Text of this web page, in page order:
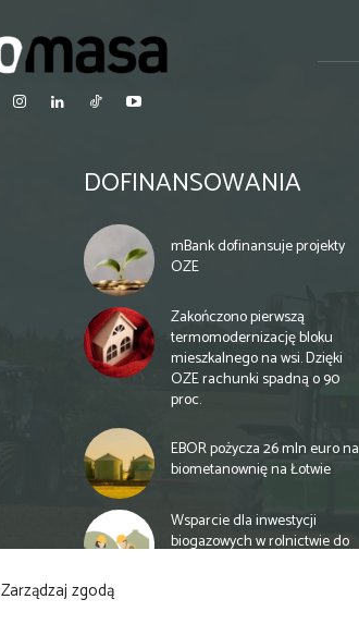
Zarządzaj zgodą
DOFINANSOWANIA
mBank dofinansuje projekty
OZE
Zakończono pierwszą
termomodernizację bloku
mieszkalnego na wsi. Dzięki
OZE rachunki spadną o 90
proc.
EBOR pożycza 26 mln euro na
biometanownię na Łotwie
Wsparcie dla inwestycji
biogazowych w rolnictwie do